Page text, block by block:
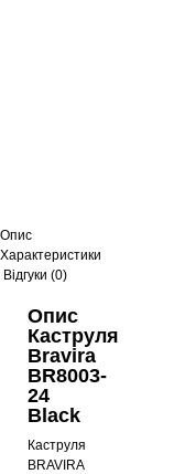
Опис
Характеристики
Відгуки (0)
Опис
Каструля
Bravira
BR8003-
24
Black
Каструля
BRAVIRA